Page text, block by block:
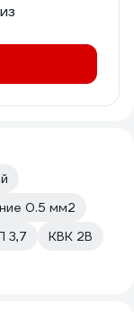
0.5 мм2
3,7
КВК 2В